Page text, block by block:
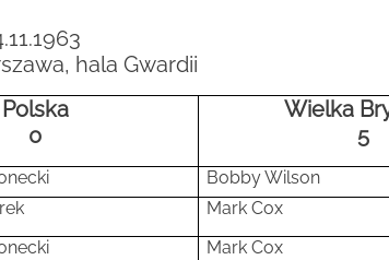
hala Gwardii
Polska
0
Wielka
5
Bobby Wilson
Mark Cox
Mark Cox